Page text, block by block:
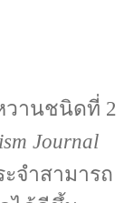
วานชนิดที่ 2
Journal
จำสามารถ